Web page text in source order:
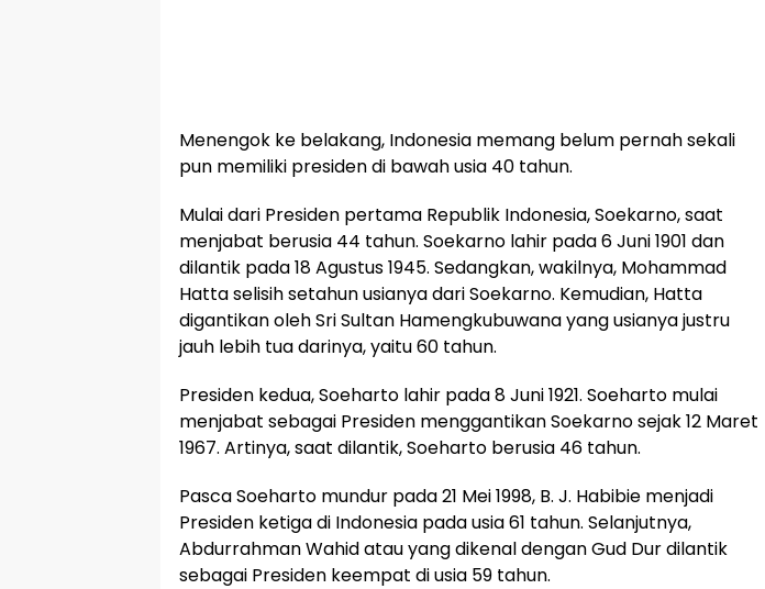
Menengok ke belakang, Indonesia memang belum pernah sekali
pun memiliki presiden di bawah usia 40 tahun.
Mulai dari Presiden pertama Republik Indonesia, Soekarno, saat
menjabat berusia 44 tahun. Soekarno lahir pada 6 Juni 1901 dan
dilantik pada 18 Agustus 1945. Sedangkan, wakilnya, Mohammad
Hatta selisih setahun usianya dari Soekarno. Kemudian, Hatta
digantikan oleh Sri Sultan Hamengkubuwana yang usianya justru
jauh lebih tua darinya, yaitu 60 tahun.
Presiden kedua, Soeharto lahir pada 8 Juni 1921. Soeharto mulai
menjabat sebagai Presiden menggantikan Soekarno sejak 12 Maret
1967. Artinya, saat dilantik, Soeharto berusia 46 tahun.
Pasca Soeharto mundur pada 21 Mei 1998, B. J. Habibie menjadi
Presiden ketiga di Indonesia pada usia 61 tahun. Selanjutnya,
Abdurrahman Wahid atau yang dikenal dengan Gud Dur dilantik
sebagai Presiden keempat di usia 59 tahun.